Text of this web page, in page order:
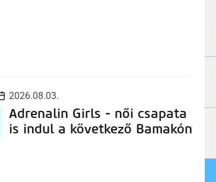
2026.08.03.
Adrenalin Girls - női csapata
is indul a következő Bamakón